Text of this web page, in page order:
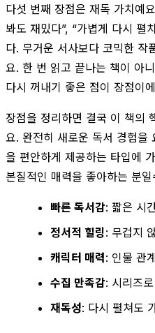
다섯 번째 장점은 재독 가치예
봐도 재밌다”, “가볍게 다시 펼
다. 무거운 서사보다 코믹한 작
요. 한 번 읽고 끝나는 책이 아
다시 꺼내기 좋은 점이 장점이
장점을 정리하면 결국 이 책의
요. 완전히 새로운 독서 경험을
을 편안하게 제공하는 타입에
본질적인 매력을 좋아하는 분
빠른 독서감: 짧은 시
정서적 힐링: 무겁지
캐릭터 매력: 인물 관
수집 만족감: 시리즈
재독성: 다시 펼쳐도